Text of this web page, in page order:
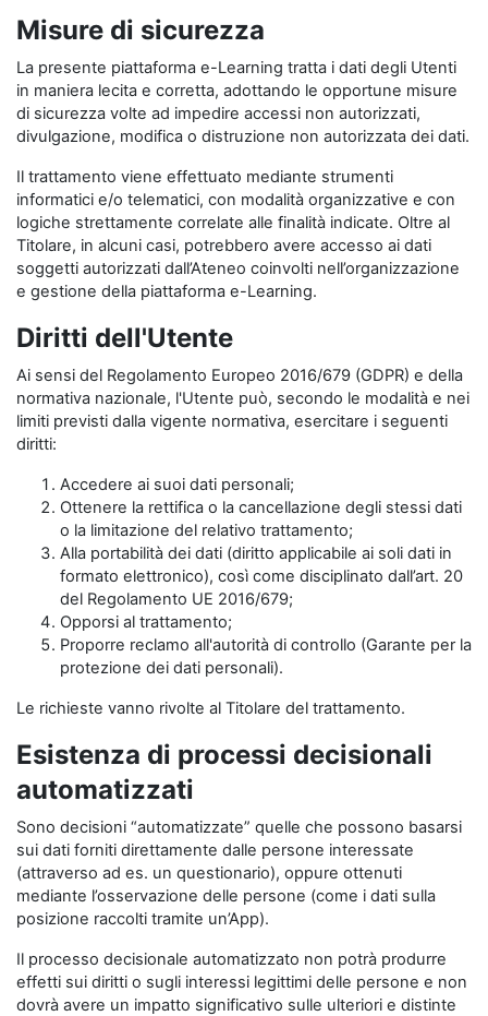
Misure di sicurezza
La presente piattaforma e-Learning tratta i dati degli Utenti
in maniera lecita e corretta, adottando le opportune misure
di sicurezza volte ad impedire accessi non autorizzati,
divulgazione, modifica o distruzione non autorizzata dei dati.
Il trattamento viene effettuato mediante strumenti
informatici e/o telematici, con modalità organizzative e con
logiche strettamente correlate alle finalità indicate. Oltre al
Titolare, in alcuni casi, potrebbero avere accesso ai dati
soggetti autorizzati dall’Ateneo coinvolti nell’organizzazione
e gestione della piattaforma e-Learning.
Diritti dell'Utente
Ai sensi del Regolamento Europeo 2016/679 (GDPR) e della
normativa nazionale, l'Utente può, secondo le modalità e nei
limiti previsti dalla vigente normativa, esercitare i seguenti
diritti:
Accedere ai suoi dati personali;
Ottenere la rettifica o la cancellazione degli stessi dati
o la limitazione del relativo trattamento;
Alla portabilità dei dati (diritto applicabile ai soli dati in
formato elettronico), così come disciplinato dall’art. 20
del Regolamento UE 2016/679;
Opporsi al trattamento;
Proporre reclamo all'autorità di controllo (Garante per la
protezione dei dati personali).
Le richieste vanno rivolte al Titolare del trattamento.
Esistenza di processi decisionali
automatizzati
Sono decisioni “automatizzate” quelle che possono basarsi
sui dati forniti direttamente dalle persone interessate
(attraverso ad es. un questionario), oppure ottenuti
mediante l’osservazione delle persone (come i dati sulla
posizione raccolti tramite un’App).
Il processo decisionale automatizzato non potrà produrre
effetti sui diritti o sugli interessi legittimi delle persone e non
dovrà avere un impatto significativo sulle ulteriori e distinte